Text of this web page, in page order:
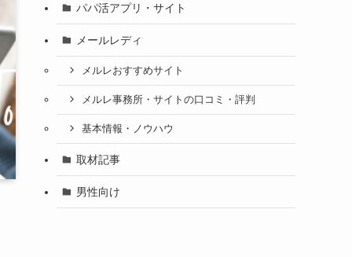
パパ活アプリ・サイト
メールレディ
メルレおすすめサイト
メルレ事務所・サイトの口コミ・評判
基本情報・ノウハウ
取材記事
男性向け